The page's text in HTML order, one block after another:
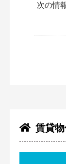
賃貸
次の情